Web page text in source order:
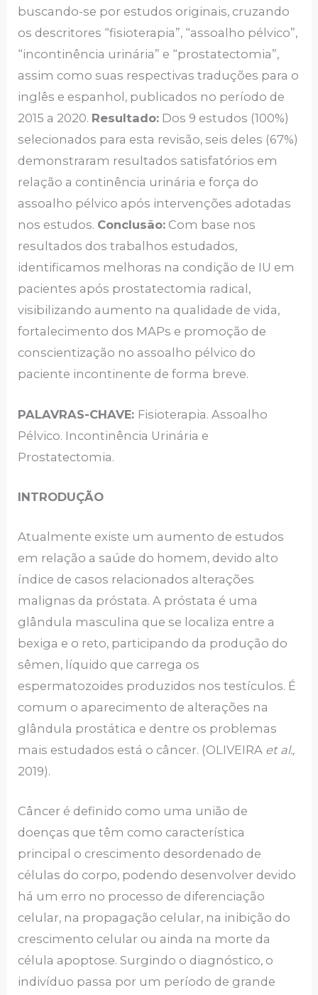
buscando-se por estudos originais, cruzando
os descritores “fisioterapia”, “assoalho pélvico”,
“incontinência urinária” e “prostatectomia”,
assim como suas respectivas traduções para o
inglês e espanhol, publicados no período de
2015 a 2020. Resultado: Dos 9 estudos (100%)
selecionados para esta revisão, seis deles (67%)
demonstraram resultados satisfatórios em
relação a continência urinária e força do
assoalho pélvico após intervenções adotadas
nos estudos. Conclusão: Com base nos
resultados dos trabalhos estudados,
identificamos melhoras na condição de IU em
pacientes após prostatectomia radical,
visibilizando aumento na qualidade de vida,
fortalecimento dos MAPs e promoção de
conscientização no assoalho pélvico do
paciente incontinente de forma breve.
PALAVRAS-CHAVE: Fisioterapia. Assoalho
Pélvico. Incontinência Urinária e
Prostatectomia.
INTRODUÇÃO
Atualmente existe um aumento de estudos
em relação a saúde do homem, devido alto
índice de casos relacionados alterações
malignas da próstata. A próstata é uma
glândula masculina que se localiza entre a
bexiga e o reto, participando da produção do
sêmen, líquido que carrega os
espermatozoides produzidos nos testículos. É
comum o aparecimento de alterações na
glândula prostática e dentre os problemas
mais estudados está o câncer. (OLIVEIRA et al.,
2019).
Câncer é definido como uma união de
doenças que têm como característica
principal o crescimento desordenado de
células do corpo, podendo desenvolver devido
há um erro no processo de diferenciação
celular, na propagação celular, na inibição do
crescimento celular ou ainda na morte da
célula apoptose. Surgindo o diagnóstico, o
indivíduo passa por um período de grande